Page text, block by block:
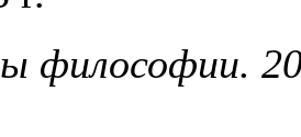
философии.